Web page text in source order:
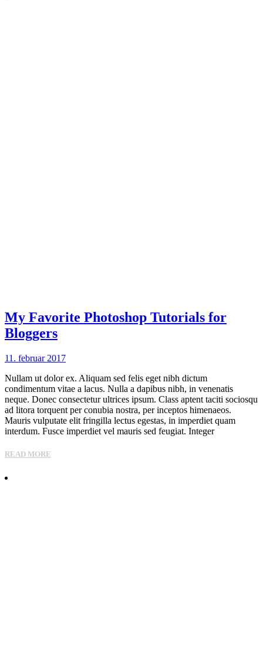
My Favorite Photoshop Tutorials for
Bloggers
11. februar 2017
Nullam ut dolor ex. Aliquam sed felis eget nibh dictum
condimentum vitae a lacus. Nulla a dapibus nibh, in venenatis
neque. Donec consectetur ultrices ipsum. Class aptent taciti sociosqu
ad litora torquent per conubia nostra, per inceptos himenaeos.
Mauris vulputate elit fringilla lectus egestas, in imperdiet quam
interdum. Fusce imperdiet vel mauris sed feugiat. Integer
READ MORE